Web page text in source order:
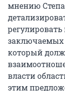
мнению
регулировать
заключаемых
который
власти
этим